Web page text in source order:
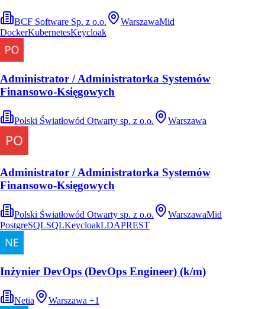
BCF Software Sp. z o.o. WarszawaMid
DockerKubernetesKeycloak
Administrator / Administratorka Systemów
Finansowo-Księgowych
Polski Światłowód Otwarty sp. z o.o. Warszawa
Administrator / Administratorka Systemów
Finansowo-Księgowych
Polski Światłowód Otwarty sp. z o.o. WarszawaMid
PostgreSQLSQLKeycloakLDAPREST
Inżynier DevOps (DevOps Engineer) (k/m)
Netia Warszawa +1